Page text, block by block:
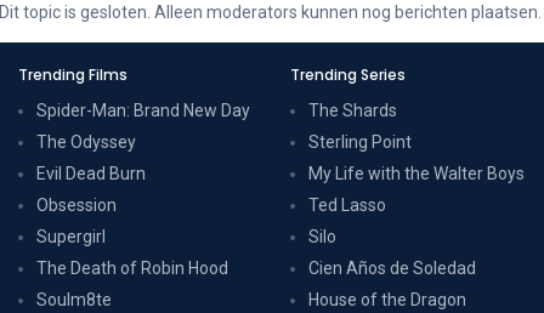
Dit topic is gesloten. Alleen moderators kunnen nog berichten plaatsen.
Trending Films
Spider-Man: Brand New Day
The Odyssey
Evil Dead Burn
Obsession
Supergirl
The Death of Robin Hood
Soulm8te
Trending Series
The Shards
Sterling Point
My Life with the Walter Boys
Ted Lasso
Silo
Cien Años de Soledad
House of the Dragon